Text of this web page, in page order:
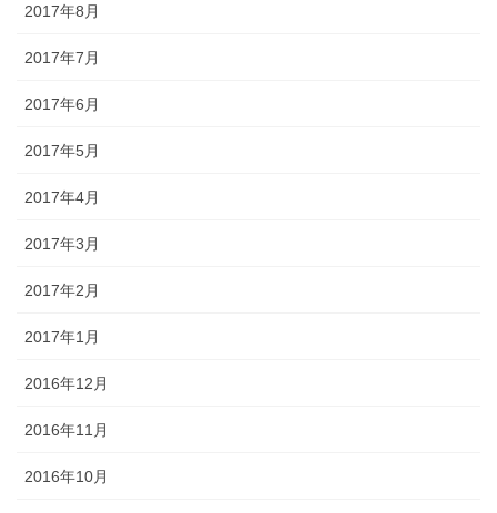
2017年8月
2017年7月
2017年6月
2017年5月
2017年4月
2017年3月
2017年2月
2017年1月
2016年12月
2016年11月
2016年10月